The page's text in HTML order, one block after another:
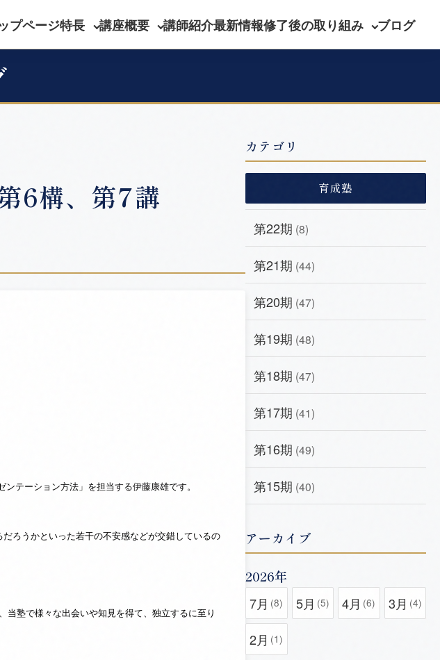
プページ特長 講座概要 講師紹介最新情報修了後の取り組み ブログ
6構、第7講
テーション方法」を担当する伊藤康雄です。
ろうかといった若干の不安感などが交錯しているの
塾で様々な出会いや知見を得て、独立するに至り
カテゴリ
育成塾
第22期 (8)
第21期 (44)
第20期 (47)
第19期 (48)
第18期 (47)
第17期 (41)
第16期 (49)
第15期 (40)
アーカイブ
2026年
7月 (8) 5月 (5) 4月 (6) 3月 (4)
2月 (1)